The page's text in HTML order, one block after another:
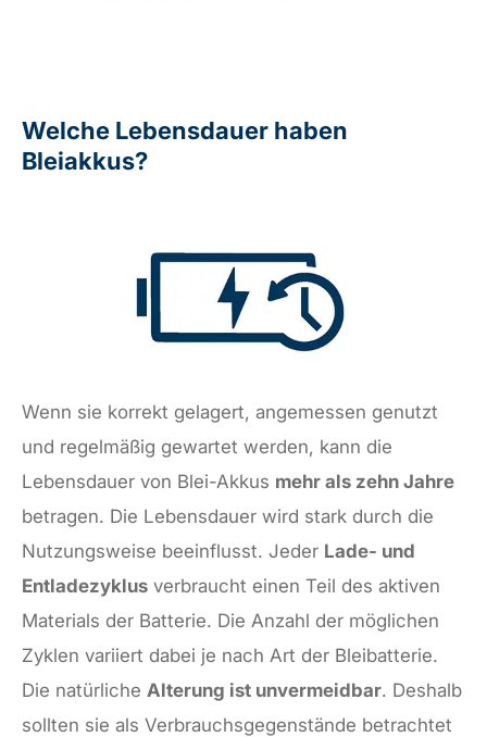
Welche Lebensdauer haben
Bleiakkus?
Wenn sie korrekt gelagert, angemessen genutzt
und regelmäßig gewartet werden, kann die
Lebensdauer von Blei-Akkus mehr als zehn Jahre
betragen. Die Lebensdauer wird stark durch die
Nutzungsweise beeinflusst. Jeder Lade- und
Entladezyklus verbraucht einen Teil des aktiven
Materials der Batterie. Die Anzahl der möglichen
Zyklen variiert dabei je nach Art der Bleibatterie.
Die natürliche Alterung ist unvermeidbar. Deshalb
sollten sie als Verbrauchsgegenstände betrachtet